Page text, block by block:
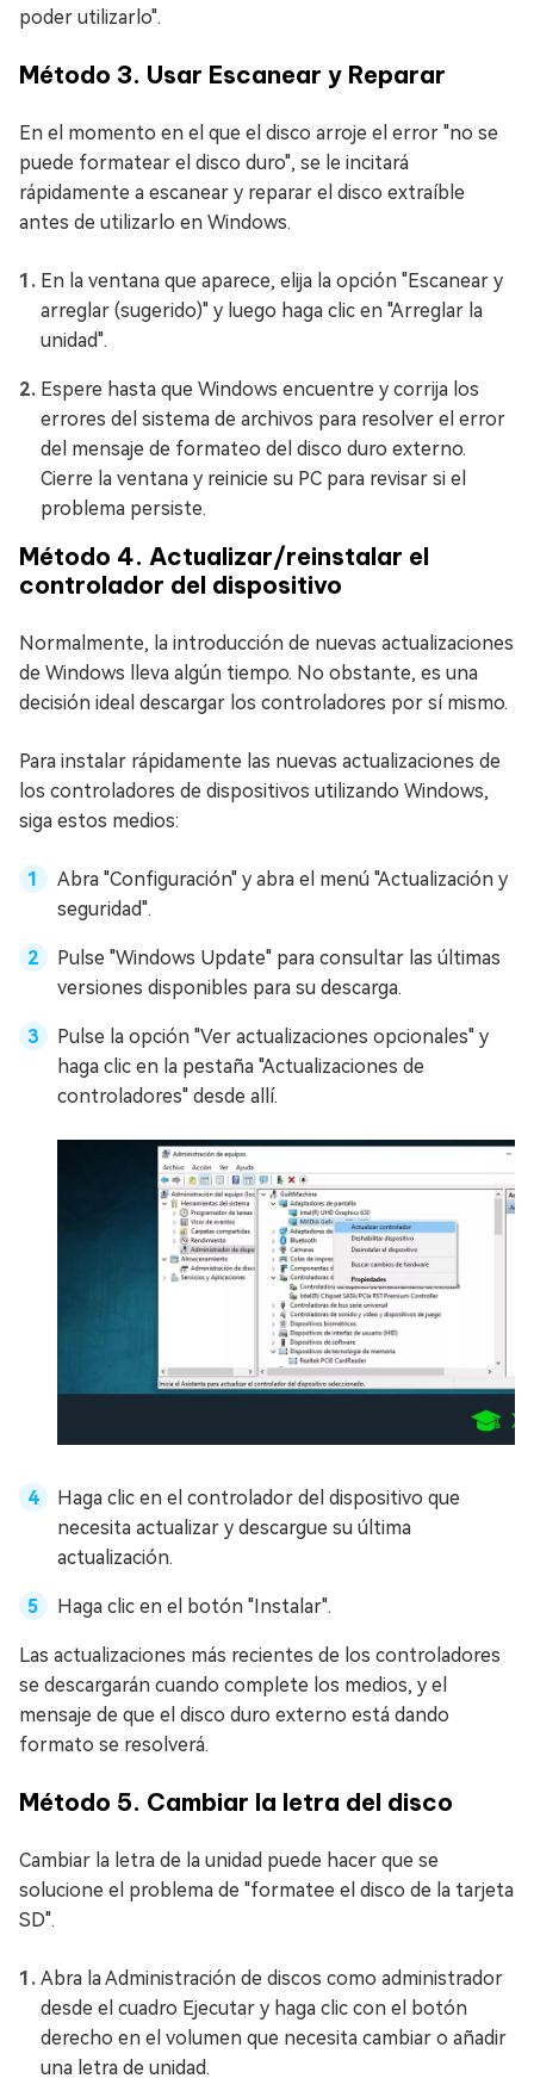
poder utilizarlo".
Método 3. Usar Escanear y Reparar
En el momento en el que el disco arroje el error "no se
puede formatear el disco duro", se le incitará
rápidamente a escanear y reparar el disco extraíble
antes de utilizarlo en Windows.
En la ventana que aparece, elija la opción "Escanear y
arreglar (sugerido)" y luego haga clic en "Arreglar la
unidad".
Espere hasta que Windows encuentre y corrija los
errores del sistema de archivos para resolver el error
del mensaje de formateo del disco duro externo.
Cierre la ventana y reinicie su PC para revisar si el
problema persiste.
Método 4. Actualizar/reinstalar el
controlador del dispositivo
Normalmente, la introducción de nuevas actualizaciones
de Windows lleva algún tiempo. No obstante, es una
decisión ideal descargar los controladores por sí mismo.
Para instalar rápidamente las nuevas actualizaciones de
los controladores de dispositivos utilizando Windows,
siga estos medios:
Abra "Configuración" y abra el menú "Actualización y
seguridad".
Pulse "Windows Update" para consultar las últimas
versiones disponibles para su descarga.
Pulse la opción "Ver actualizaciones opcionales" y
haga clic en la pestaña "Actualizaciones de
controladores" desde allí.
Haga clic en el controlador del dispositivo que
necesita actualizar y descargue su última
actualización.
Haga clic en el botón "Instalar".
Las actualizaciones más recientes de los controladores
se descargarán cuando complete los medios, y el
mensaje de que el disco duro externo está dando
formato se resolverá.
Método 5. Cambiar la letra del disco
Cambiar la letra de la unidad puede hacer que se
solucione el problema de "formatee el disco de la tarjeta
SD".
Abra la Administración de discos como administrador
desde el cuadro Ejecutar y haga clic con el botón
derecho en el volumen que necesita cambiar o añadir
una letra de unidad.